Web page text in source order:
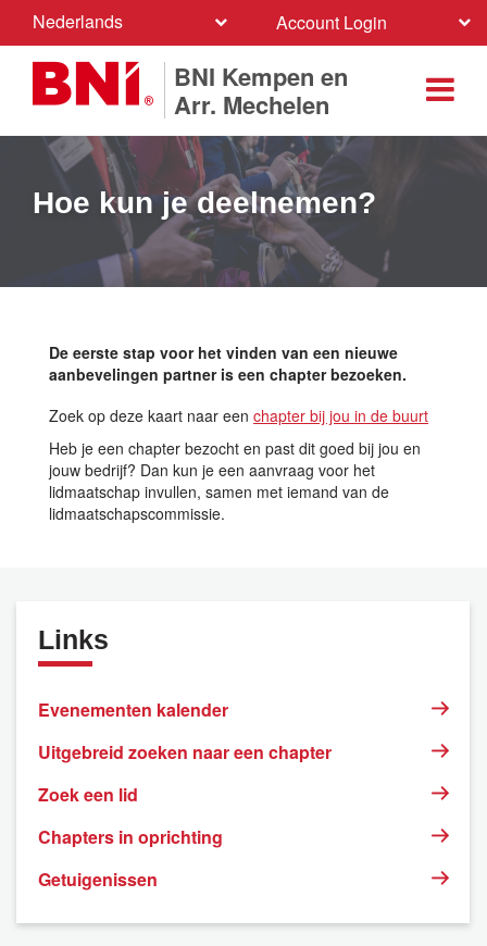
Nederlands Account Login
BNI Kempen en
Arr. Mechelen
Hoe kun je deelnemen?
De eerste stap voor het vinden van een nieuwe
aanbevelingen partner is een chapter bezoeken.
Zoek op deze kaart naar een chapter bij jou in de buurt
Heb je een chapter bezocht en past dit goed bij jou en
jouw bedrijf? Dan kun je een aanvraag voor het
lidmaatschap invullen, samen met iemand van de
lidmaatschapscommissie.
Links
Evenementen kalender
Uitgebreid zoeken naar een chapter
Zoek een lid
Chapters in oprichting
Getuigenissen